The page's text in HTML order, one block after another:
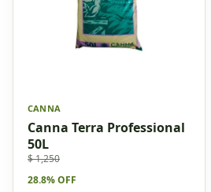
CANNA
Canna Terra Professional
50L
$ 1,250
28.8% OFF